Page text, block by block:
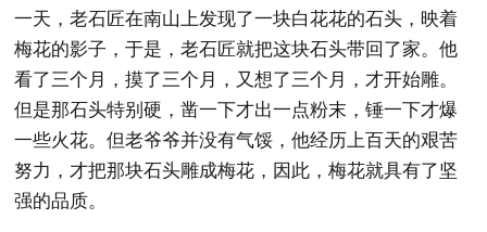
一天，老石匠在南山上发现了一块白花花的石头，映着
梅花的影子，于是，老石匠就把这块石头带回了家。他
看了三个月，摸了三个月，又想了三个月，才开始雕。
但是那石头特别硬，凿一下才出一点粉末，锤一下才爆
一些火花。但老爷爷并没有气馁，他经历上百天的艰苦
努力，才把那块石头雕成梅花，因此，梅花就具有了坚
强的品质。